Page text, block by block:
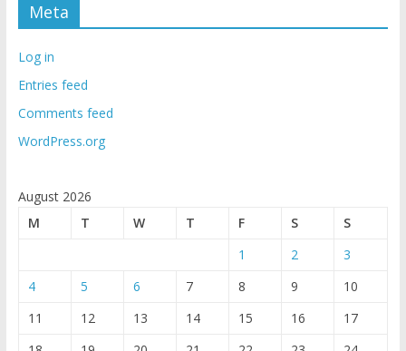
Meta
Log in
Entries feed
Comments feed
WordPress.org
August 2026
M
T W T F S
S
1
2
3
4
5 6 7 8 9
10
11
12 13 14 15 16
17